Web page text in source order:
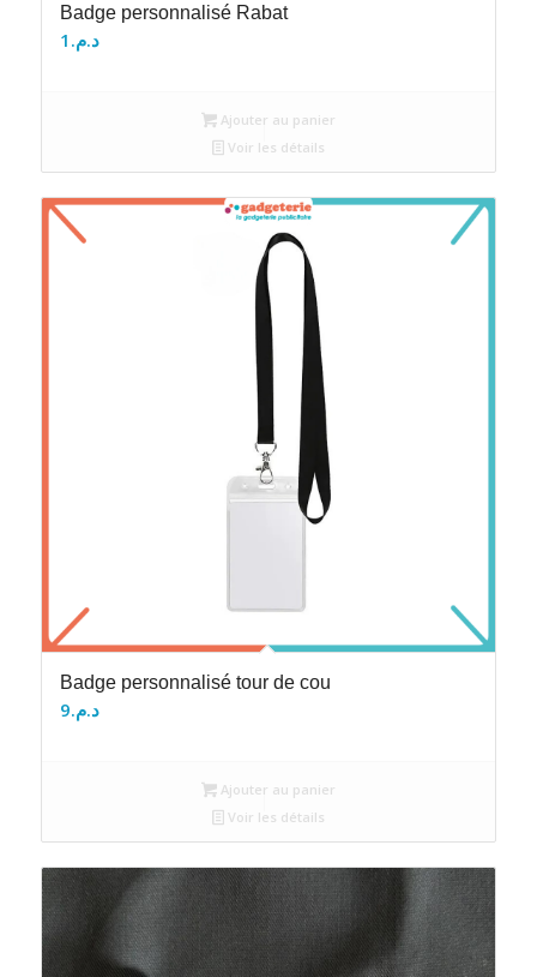
Badge personnalisé Rabat
د.م. 1
Ajouter au panier
Voir les détails
Badge personnalisé tour de cou
د.م.9
Ajouter au panier
Voir les détails